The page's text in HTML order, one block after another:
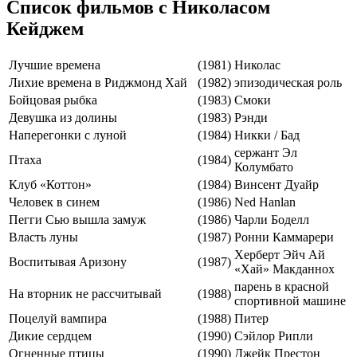
Список фильмов с Николасом
Кейджем
Лучшие времена (1981) Николас
Лихие времена в Риджмонд Хай
(1982) эпизодическая роль
Бойцовая рыбка
(1983) Смоки
Девушка из долины
(1983) Рэнди
Наперегонки с луной
(1984) Никки / Бад
Птаха
(1984)
сержант Эл
Колумбато
Клуб «Коттон»
(1984) Винсент Дуайр
Человек в синем
(1986) Ned Hanlan
Пегги Сью вышла замуж
(1986) Чарли Боделл
Власть луны
(1987) Ронни Каммарери
Воспитывая Аризону
(1987)
Херберт Эйч Ай
«Хай» Макданнох
На вторник не рассчитывай
(1988)
парень в красной
спортивной машине
Поцелуй вампира
(1988) Питер
Дикие сердцем
(1990) Сэйлор Рипли
Огненные птицы
(1990) Джейк Престон